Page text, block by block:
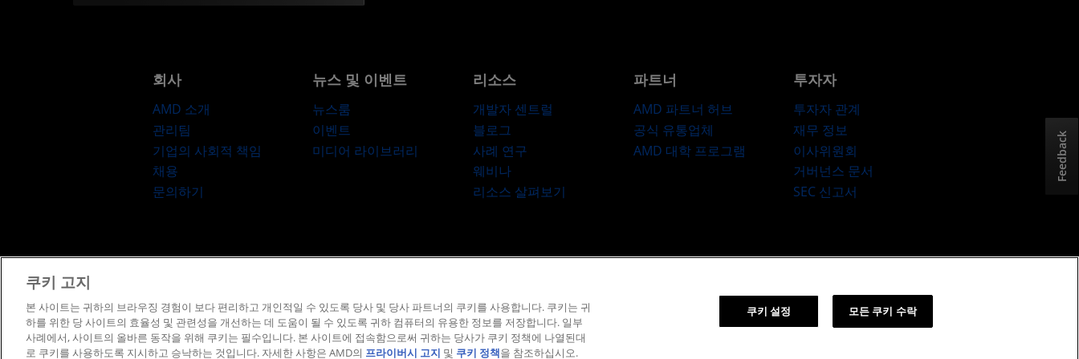
Feedback
회사
AMD 소개
관리팀
기업의 사회적 책임
채용
문의하기
뉴스 및 이벤트
뉴스룸
이벤트
미디어 라이브러리
리소스
개발자 센트럴
블로그
사례 연구
웨비나
리소스 살펴보기
파트너
AMD 파트너 허브
공식 유통업체
AMD 대학 프로그램
투자자
투자자 관계
재무 정보
이사위원회
거버넌스 문서
SEC 신고서
© 2026 Advanced Micro Devices, Inc.
쿠키 고지
본 사이트는 귀하의 브라우징 경험이 보다 편리하고 개인적일 수 있도록 당사 및 당사 파트너의 쿠키를 사용합니다. 쿠키는 귀
하를 위한 당 사이트의 효율성 및 관련성을 개선하는 데 도움이 될 수 있도록 귀하 컴퓨터의 유용한 정보를 저장합니다. 일부
사례에서, 사이트의 올바른 동작을 위해 쿠키는 필수입니다. 본 사이트에 접속함으로써 귀하는 당사가 쿠키 정책에 나열된대
로 쿠키를 사용하도록 지시하고 승낙하는 것입니다. 자세한 사항은 AMD의 프라이버시 고지 및 쿠키 정책을 참조하십시오.
쿠키 설정 모든 쿠키 수락